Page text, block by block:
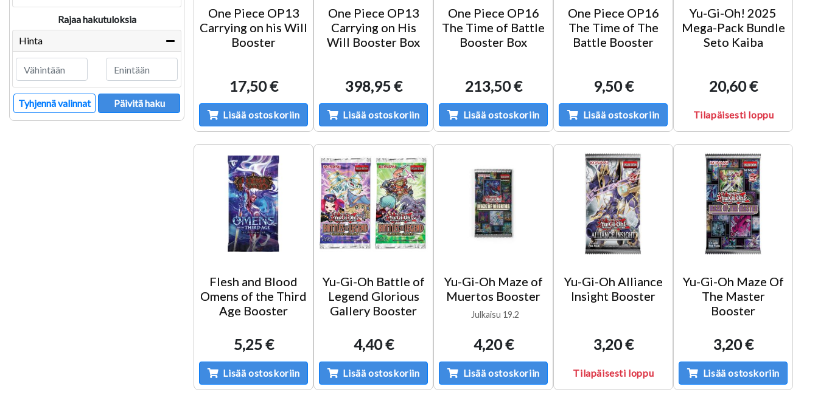
Rajaa hakutuloksia
Hinta
Tyhjennä valinnat Päivitä haku
One Piece OP13
Carrying on his Will
Booster
17,50 €
Lisää ostoskoriin
One Piece OP13
Carrying on His
Will Booster Box
398,95 €
Lisää ostoskoriin
One Piece OP16
The Time of Battle
Booster Box
213,50 €
Lisää ostoskoriin
One Piece OP16
The Time of The
Battle Booster
9,50 €
Lisää ostoskoriin
Yu-Gi-Oh! 2025
Mega-Pack Bundle
Seto Kaiba
20,60 €
Tilapäisesti loppu
Flesh and Blood
Omens of the Third
Age Booster
5,25 €
Lisää ostoskoriin
Yu-Gi-Oh Battle of
Legend Glorious
Gallery Booster
4,40 €
Lisää ostoskoriin
Yu-Gi-Oh Maze of
Muertos Booster
Julkaisu 19.2
4,20 €
Lisää ostoskoriin
Yu-Gi-Oh Alliance
Insight Booster
3,20 €
Tilapäisesti loppu
Yu-Gi-Oh Maze Of
The Master
Booster
3,20 €
Lisää ostoskoriin